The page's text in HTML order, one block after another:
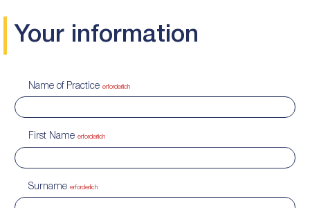
Your information
Name of Practice erforderlich
First Name erforderlich
Surname erforderlich